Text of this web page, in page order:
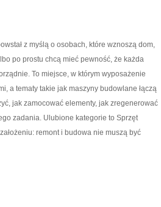
z myślą o osobach, które wznoszą dom,
po prostu chcą mieć pewność, że każda
To miejsce, w którym wyposażenie
a tematy takie jak maszyny budowlane łączą
jak zamocować elementy, jak zregenerować
zadania. Ulubione kategorie to Sprzęt
remont i budowa nie muszą być